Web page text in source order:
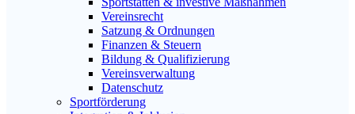
Vereinsrecht
Satzung & Ordnungen
Finanzen & Steuern
Bildung & Qualifizierung
Vereinsverwaltung
Datenschutz
Sportförderung